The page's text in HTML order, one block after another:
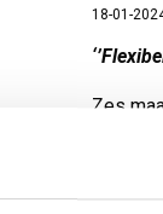
18-01-
Zes
eigen